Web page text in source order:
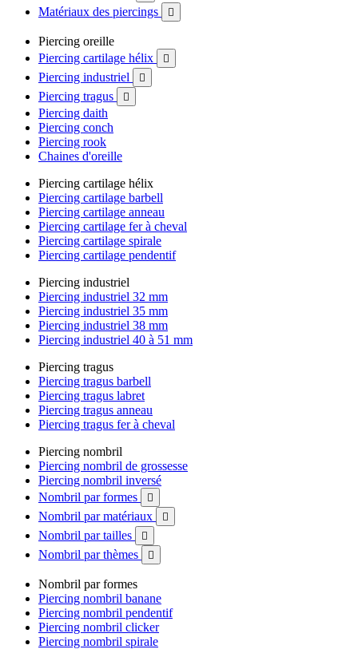
Matériaux des piercings 
Piercing oreille
Piercing cartilage hélix

Piercing industriel 
Piercing tragus 
Piercing daith
Piercing conch
Piercing rook
Chaines d'oreille
Piercing cartilage hélix
Piercing cartilage barbell
Piercing cartilage anneau
Piercing cartilage fer à cheval
Piercing cartilage spirale
Piercing cartilage pendentif
Piercing industriel
Piercing industriel 32 mm
Piercing industriel 35 mm
Piercing industriel 38 mm
Piercing industriel 40 à 51 mm
Piercing tragus
Piercing tragus barbell
Piercing tragus labret
Piercing tragus anneau
Piercing tragus fer à cheval
Piercing nombril
Piercing nombril de grossesse
Piercing nombril inversé
Nombril par formes

Nombril par matériaux 
Nombril par tailles 
Nombril par thèmes 
Nombril par formes
Piercing nombril banane
Piercing nombril pendentif
Piercing nombril clicker
Piercing nombril spirale